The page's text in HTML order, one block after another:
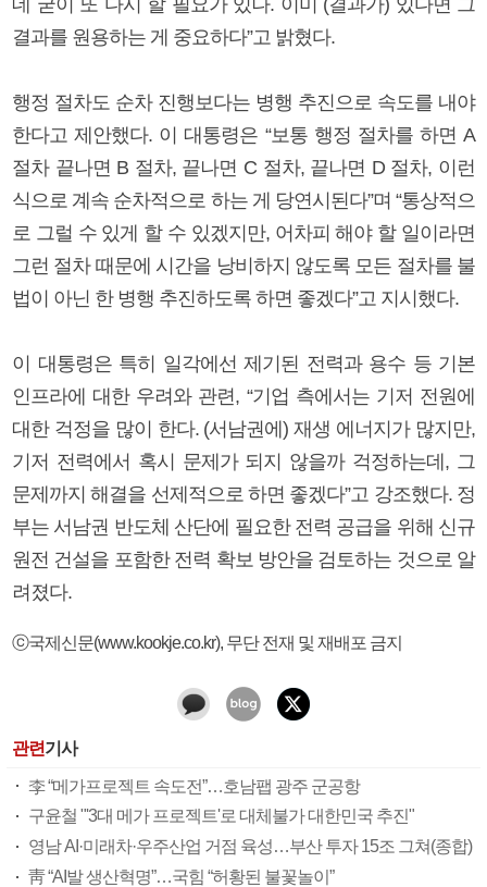
결과를 원용하는 게 중요하다”고 밝혔다.
행정 절차도 순차 진행보다는 병행 추진으로 속도를 내야
한다고 제안했다. 이 대통령은 “보통 행정 절차를 하면 A
절차 끝나면 B 절차, 끝나면 C 절차, 끝나면 D 절차, 이런
식으로 계속 순차적으로 하는 게 당연시된다”며 “통상적으
로 그럴 수 있게 할 수 있겠지만, 어차피 해야 할 일이라면
그런 절차 때문에 시간을 낭비하지 않도록 모든 절차를 불
법이 아닌 한 병행 추진하도록 하면 좋겠다”고 지시했다.
이 대통령은 특히 일각에선 제기된 전력과 용수 등 기본
인프라에 대한 우려와 관련, “기업 측에서는 기저 전원에
대한 걱정을 많이 한다. (서남권에) 재생 에너지가 많지만,
기저 전력에서 혹시 문제가 되지 않을까 걱정하는데, 그
문제까지 해결을 선제적으로 하면 좋겠다”고 강조했다. 정
부는 서남권 반도체 산단에 필요한 전력 공급을 위해 신규
원전 건설을 포함한 전력 확보 방안을 검토하는 것으로 알
려졌다.
ⓒ국제신문(www.kookje.co.kr), 무단 전재 및 재배포 금지
관련기사
李 “메가프로젝트 속도전”…호남팹 광주 군공항
구윤철 "'3대 메가 프로젝트'로 대체불가 대한민국 추진"
영남 AI·미래차·우주산업 거점 육성…부산 투자 15조 그쳐(종합)
靑 “AI발 생산혁명”…국힘 “허황된 불꽃놀이”